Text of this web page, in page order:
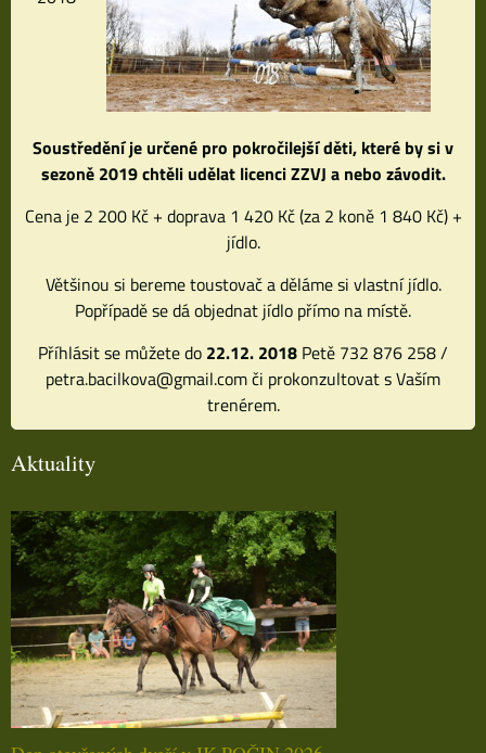
Soustředění je určené pro pokročilejší děti, které by si v
sezoně 2019 chtěli udělat licenci ZZVJ a nebo závodit.
Cena je 2 200 Kč + doprava 1 420 Kč (za 2 koně 1 840 Kč) +
jídlo.
Většinou si bereme toustovač a děláme si vlastní jídlo.
Popřípadě se dá objednat jídlo přímo na místě.
Příhlásit se můžete do 22.12. 2018 Petě 732 876 258 /
petra.bacilkova@gmail.com či prokonzultovat s Vaším
trenérem.
Aktuality